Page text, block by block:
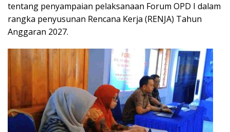
tentang penyampaian pelaksanaan Forum OPD I dalam
rangka penyusunan Rencana Kerja (RENJA) Tahun
Anggaran 2027.